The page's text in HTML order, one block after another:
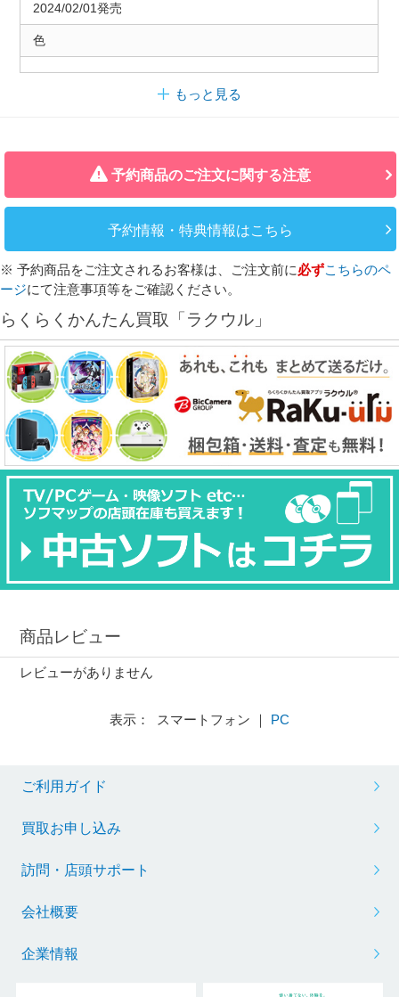
2024/02/01発売
色
もっと見る
予約商品のご注文に関する注意
予約情報・特典情報はこちら
※ 予約商品をご注文されるお客様は、ご注文前に必ずこちらのペ
ージにて注意事項等をご確認ください。
らくらくかんたん買取「ラクウル」
商品レビュー
レビューがありません
表示： スマートフォン ｜ PC
ご利用ガイド
買取お申し込み
訪問・店頭サポート
会社概要
企業情報